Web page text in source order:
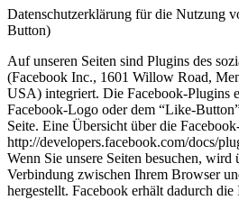
Datenschutzerklärung für die Nutzung
Button)
Auf unseren Seiten sind Plugins des
(Facebook Inc., 1601 Willow Road,
USA) integriert. Die Facebook-Plugins
Facebook-Logo oder dem “Like-
Seite. Eine Übersicht über die
http://developers.facebook.com/docs/
Wenn Sie unsere Seiten besuchen, wird
Verbindung zwischen Ihrem Browser
hergestellt. Facebook erhält dadurch